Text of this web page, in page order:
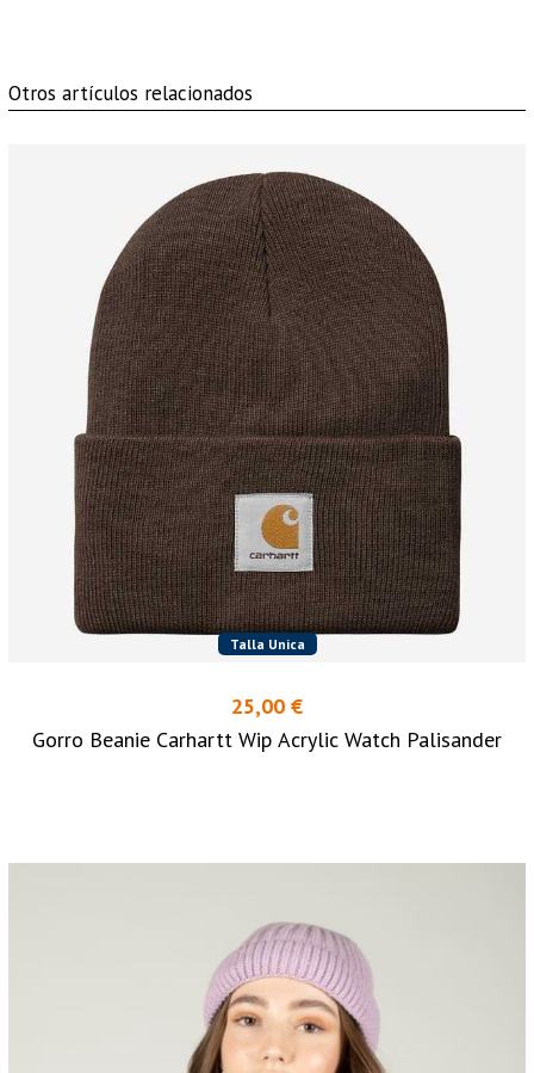
Otros artículos relacionados
Talla Unica
25,00 €
Gorro Beanie Carhartt Wip Acrylic Watch Palisander